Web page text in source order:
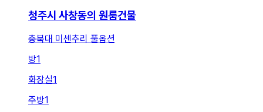
청주시 사창동의 원룸건물
충북대 미센추리 풀옵션
방1
화장실1
주방1